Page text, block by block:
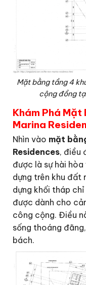
Mặt bằng tầng 4
cộng đồng
Khám Phá
Marina
Nhìn vào mặt
Residences, điều
được là sự hài
dựng trên khu đất
dựng khối tháp
được dành cho
công cộng. Điều
sống thoáng
bách.